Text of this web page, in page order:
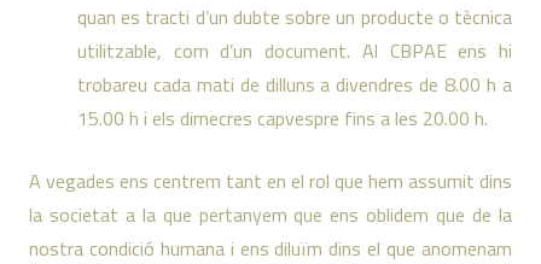
quan es tracti d’un dubte sobre un producte o tècnica
utilitzable, com d’un document. Al CBPAE ens hi
trobareu cada mati de dilluns a divendres de 8.00 h a
15.00 h i els dimecres capvespre fins a les 20.00 h.
A vegades ens centrem tant en el rol que hem assumit dins
la societat a la que pertanyem que ens oblidem que de la
nostra condició humana i ens diluïm dins el que anomenam